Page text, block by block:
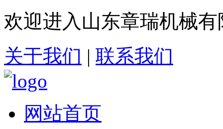
欢迎进入山东章瑞机械
关于我们 | 联系我们
网站首页